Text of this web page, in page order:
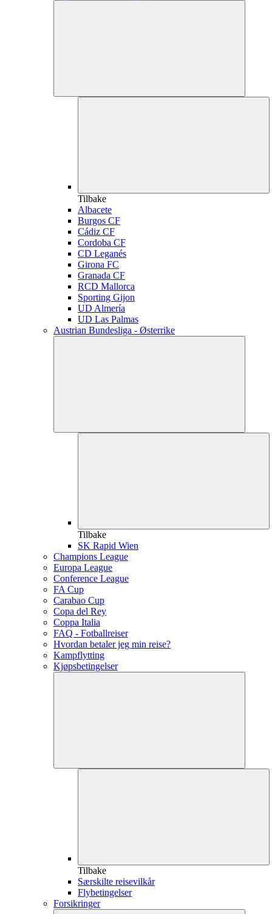
Tilbake
Albacete
Burgos CF
Cádiz CF
Cordoba CF
CD Leganés
Girona FC
Granada CF
RCD Mallorca
Sporting Gijon
UD Almería
UD Las Palmas
Austrian Bundesliga - Østerrike
Tilbake
SK Rapid Wien
Champions League
Europa League
Conference League
FA Cup
Carabao Cup
Copa del Rey
Coppa Italia
FAQ - Fotballreiser
Hvordan betaler jeg min reise?
Kampflytting
Kjøpsbetingelser
Tilbake
Særskilte reisevilkår
Flybetingelser
Forsikringer